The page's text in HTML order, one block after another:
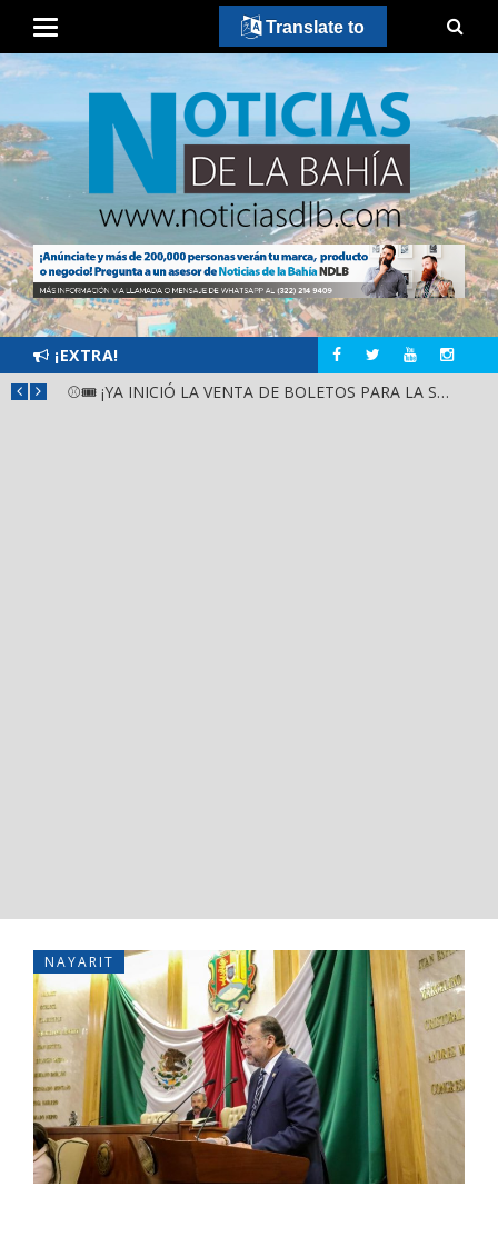
¡EXTRA!
⚾🎟️ ¡YA INICIÓ LA VENTA DE BOLETOS PARA LA SERIE DEL CARIBE KIDS NAYARIT 2026!
NAYARIT
Translate to